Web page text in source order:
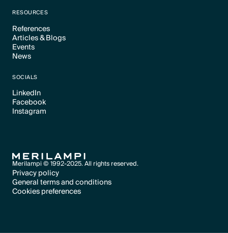
RESOURCES
References
Text Link
Articles & Blogs
Text Link
Events
Text Link
News
SOCIALS
LinkedIn
Text Link
Facebook
Text Link
Instagram
Merilampi © 1992-2025. All rights reserved.
Privacy policy
Text Link
General terms and conditions
Text Link
Cookies preferences